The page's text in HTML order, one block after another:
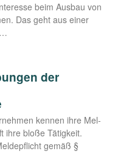
beim Aus­bau von
Das geht aus einer
der
ken­nen ihre Mel­
ihre blo­ße Tätig­keit.
gemäß §